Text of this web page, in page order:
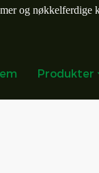
og nøkkelferdige
Produkter